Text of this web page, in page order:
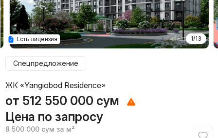
1/13
Есть лицензия
Спецпредложение
ЖК «Yangiobod Residence»
от 512 550 000 сум
Цена по запросу
8 500 000 сум за м²